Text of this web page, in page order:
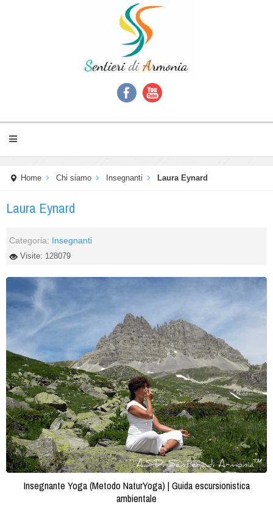
Home Chi siamo Insegnanti Laura Eynard
Laura Eynard
Categoria: Insegnanti
Visite: 128079
Insegnante Yoga (Metodo NaturYoga) | Guida escursionistica
ambientale